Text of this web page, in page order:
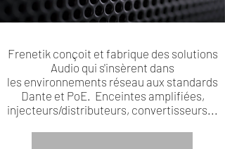
Frenetik conçoit et fabrique des solutions
Audio qui s'insèrent dans
les environnements réseau aux standards
Dante et PoE. Enceintes amplifiées,
injecteurs/distributeurs, convertisseurs...